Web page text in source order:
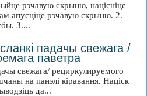
рэчавую скрыню, націсніце
апусціце рэчавую скрыню. 2.
3....
падачы свежага /
паветра
свежага/ рециркулируемого
на панэлі кіравання. Націск
да...